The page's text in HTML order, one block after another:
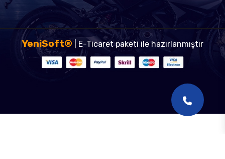
YeniSoft®| E-Ticaret paketi ile hazırlanmıştır